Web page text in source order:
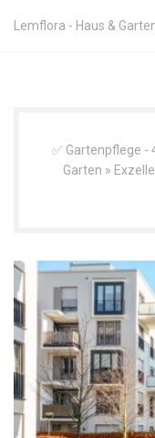
Lemflora - Haus &
✅ Gartenpflege -
Garten »